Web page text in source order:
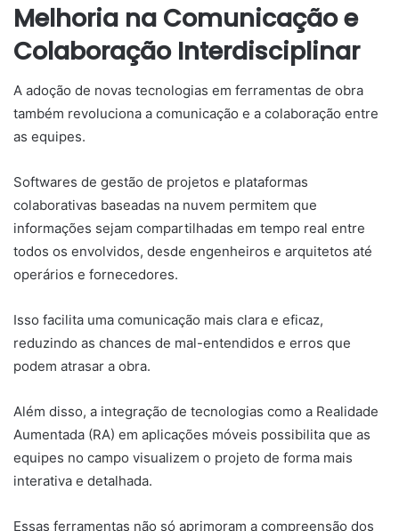
Melhoria na Comunicação e
Colaboração Interdisciplinar
A adoção de novas tecnologias em ferramentas de obra
também revoluciona a comunicação e a colaboração entre
as equipes.
Softwares de gestão de projetos e plataformas
colaborativas baseadas na nuvem permitem que
informações sejam compartilhadas em tempo real entre
todos os envolvidos, desde engenheiros e arquitetos até
operários e fornecedores.
Isso facilita uma comunicação mais clara e eficaz,
reduzindo as chances de mal-entendidos e erros que
podem atrasar a obra.
Além disso, a integração de tecnologias como a Realidade
Aumentada (RA) em aplicações móveis possibilita que as
equipes no campo visualizem o projeto de forma mais
interativa e detalhada.
Essas ferramentas não só aprimoram a compreensão dos